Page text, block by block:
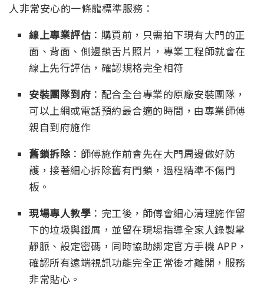
人非常安心的一條龍標準服務：
線上專業評估 ：購買前，只需拍下現有大門的正
面、背面、側邊鎖舌片照片，專業工程師就會在
線上先行評估，確認規格完全相符
安裝團隊到府 ：配合全台專業的原廠安裝團隊，
可以上網或電話預約最合適的時間，由專業師傅
親自到府施作
舊鎖拆除 ：師傅施作前會先在大門周邊做好防
護，接著細心拆除舊有門鎖，過程精準不傷門
板。
現場專人教學 ：完工後，師傅會細心清理施作留
下的垃圾與鐵屑，並留在現場指導全家人錄製掌
靜脈、設定密碼，同時協助綁定官方手機 APP，
確認所有遠端視訊功能完全正常後才離開，服務
非常貼心。